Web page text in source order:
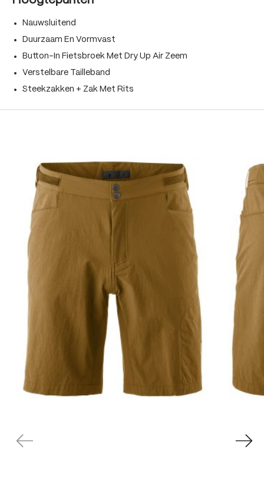
Nauwsluitend
Duurzaam En Vormvast
Button-In Fietsbroek Met Dry Up Air Zeem
Verstelbare Tailleband
Steekzakken + Zak Met Rits